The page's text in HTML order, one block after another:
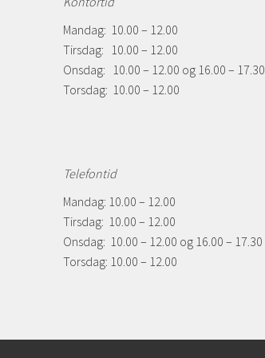
Mandag: 10.00 – 12.00
Tirsdag: 10.00 – 12.00
Onsdag: 10.00 – 12.00 og 16.00 – 17.30
Torsdag: 10.00 – 12.00
Telefontid
Mandag: 10.00 – 12.00
Tirsdag: 10.00 – 12.00
Onsdag: 10.00 – 12.00 og 16.00 – 17.30
Torsdag: 10.00 – 12.00